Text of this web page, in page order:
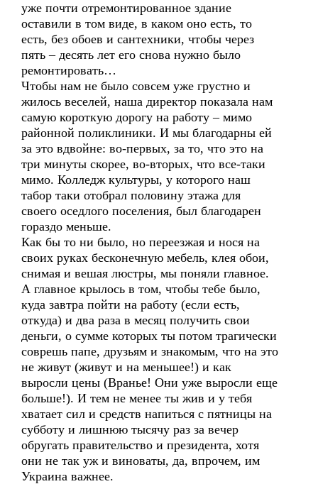
уже почти отремонтированное здание
оставили в том виде, в каком оно есть, то
есть, без обоев и сантехники, чтобы через
пять – десять лет его снова нужно было
ремонтировать…
Чтобы нам не было совсем уже грустно и
жилось веселей, наша директор показала нам
самую короткую дорогу на работу – мимо
районной поликлиники. И мы благодарны ей
за это вдвойне: во-первых, за то, что это на
три минуты скорее, во-вторых, что все-таки
мимо. Колледж культуры, у которого наш
табор таки отобрал половину этажа для
своего оседлого поселения, был благодарен
гораздо меньше.
Как бы то ни было, но переезжая и нося на
своих руках бесконечную мебель, клея обои,
снимая и вешая люстры, мы поняли главное.
А главное крылось в том, чтобы тебе было,
куда завтра пойти на работу (если есть,
откуда) и два раза в месяц получить свои
деньги, о сумме которых ты потом трагически
соврешь папе, друзьям и знакомым, что на это
не живут (живут и на меньшее!) и как
выросли цены (Вранье! Они уже выросли еще
больше!). И тем не менее ты жив и у тебя
хватает сил и средств напиться с пятницы на
субботу и лишнюю тысячу раз за вечер
обругать правительство и президента, хотя
они не так уж и виноваты, да, впрочем, им
Украина важнее.